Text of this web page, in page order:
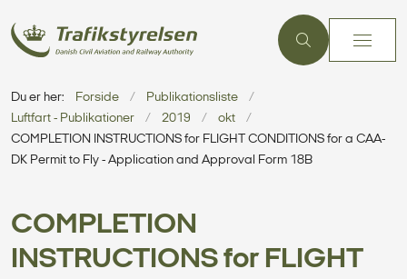
Du er her: Forside
Publikationsliste
Luftfart - Publikationer
2019
okt
COMPLETION INSTRUCTIONS for FLIGHT CONDITIONS for a CAA-
DK Permit to Fly - Application and Approval Form 18B
COMPLETION
INSTRUCTIONS for FLIGHT